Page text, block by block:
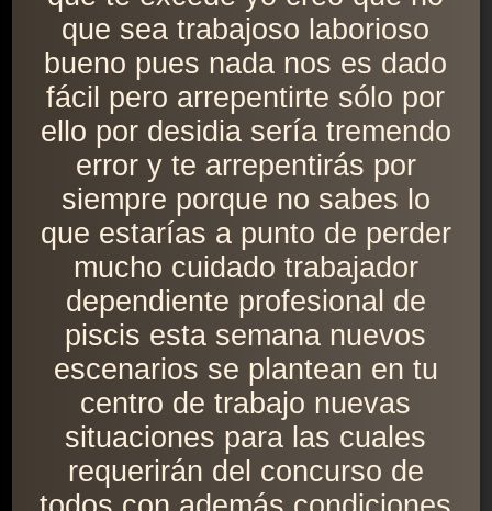
que sea trabajoso laborioso
bueno pues nada nos es dado
fácil pero arrepentirte sólo por
ello por desidia sería tremendo
error y te arrepentirás por
siempre porque no sabes lo
que estarías a punto de perder
mucho cuidado trabajador
dependiente profesional de
piscis esta semana nuevos
escenarios se plantean en tu
centro de trabajo nuevas
situaciones para las cuales
requerirán del concurso de